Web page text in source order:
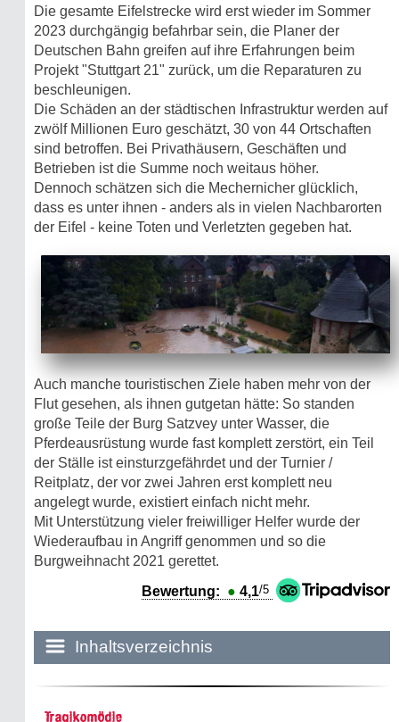
Die gesamte Eifelstrecke wird erst wieder im Sommer
2023 durchgängig befahrbar sein, die Planer der
Deutschen Bahn greifen auf ihre Erfahrungen beim
Projekt "Stuttgart 21" zurück, um die Reparaturen zu
beschleunigen.
Die Schäden an der städtischen Infrastruktur werden auf
zwölf Millionen Euro geschätzt, 30 von 44 Ortschaften
sind betroffen. Bei Privathäusern, Geschäften und
Betrieben ist die Summe noch weitaus höher.
Dennoch schätzen sich die Mechernicher glücklich,
dass es unter ihnen - anders als in vielen Nachbarorten
der Eifel - keine Toten und Verletzten gegeben hat.
Auch manche touristischen Ziele haben mehr von der
Flut gesehen, als ihnen gutgetan hätte: So standen
große Teile der Burg Satzvey unter Wasser, die
Pferdeausrüstung wurde fast komplett zerstört, ein Teil
der Ställe ist einsturzgefährdet und der Turnier /
Reitplatz, der vor zwei Jahren erst komplett neu
angelegt wurde, existiert einfach nicht mehr.
Mit Unterstützung vieler freiwilliger Helfer wurde der
Wiederaufbau in Angriff genommen und so die
Burgweihnacht 2021 gerettet.
Bewertung: ● 4,1/5
Inhaltsverzeichnis
Tragikomödie